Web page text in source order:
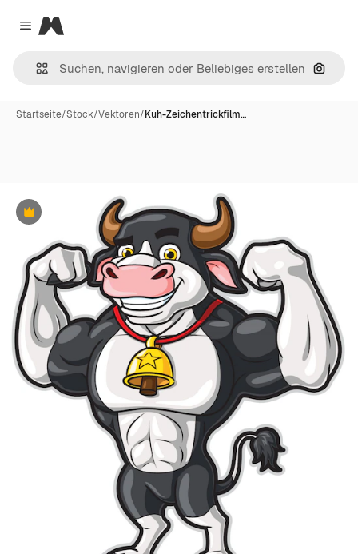
Close menu
Magnific
Nach
Startseite/Stock/Vektoren/Kuh-Zeichentrickfilm…
Premium